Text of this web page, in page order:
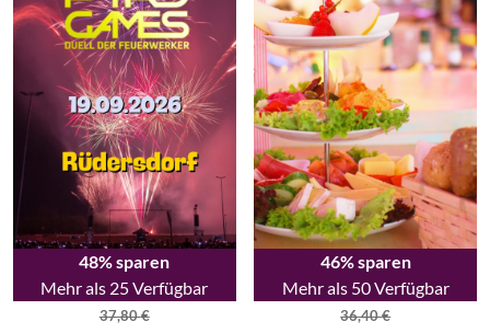
48% sparen
Mehr als 25 Verfügbar
37,80€
46% sparen
Mehr als 50 Verfügbar
36,40€